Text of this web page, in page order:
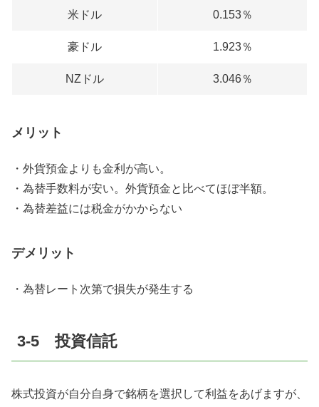
米ドル 0.153％
豪ドル 1.923％
NZドル 3.046％
メリット
・外貨預金よりも金利が高い。
・為替手数料が安い。外貨預金と比べてほぼ半額。
・為替差益には税金がかからない
デメリット
・為替レート次第で損失が発生する
3-5 投資信託
株式投資が自分自身で銘柄を選択して利益をあげますが、